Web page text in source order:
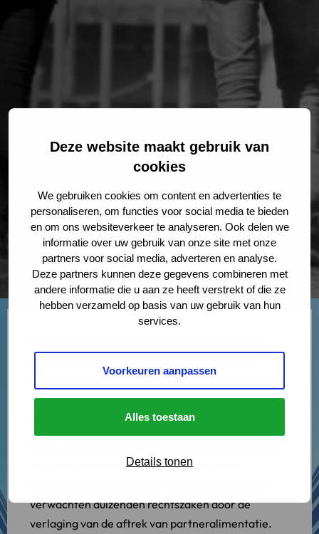
Deze website maakt gebruik van
cookies
We gebruiken cookies om content en advertenties te
personaliseren, om functies voor social media te bieden
en om ons websiteverkeer te analyseren. Ook delen we
informatie over uw gebruik van onze site met onze
partners voor social media, adverteren en analyse.
Deze partners kunnen deze gegevens combineren met
andere informatie die u aan ze heeft verstrekt of die ze
hebben verzameld op basis van uw gebruik van hun
services.
Voorkeuren aanpassen
Alles toestaan
Details tonen
maximale belastingaftrek van partneralimentatie
is momenteel 51,75%. Vanaf 2020 wordt dit
percentage afgebouwd naar 37 procent in 2023.
de gevolgen voor alimentatieplichtigen en
verwachten duizenden rechtszaken door de
verlaging van de aftrek van partneralimentatie.